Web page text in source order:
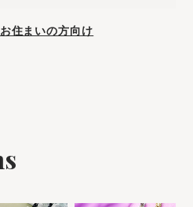
住まいの方向け